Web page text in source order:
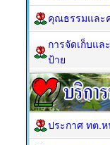
คุณธรรมและ
การจัดเก็บแล
ป้าย
ประกาศ ทต.ห